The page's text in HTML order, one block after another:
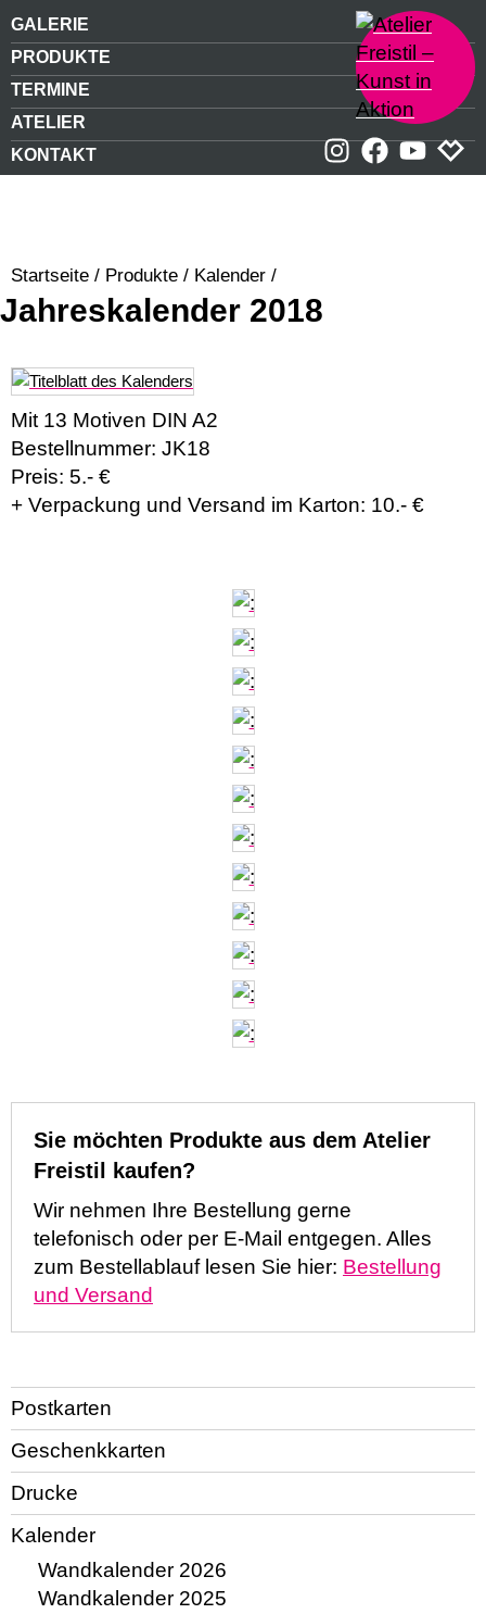
GALERIE
PRODUKTE
TERMINE
ATELIER
KONTAKT
Startseite / Produkte / Kalender /
Jahreskalender 2018
Mit 13 Motiven DIN A2
Bestellnummer: JK18
Preis: 5.- €
+ Verpackung und Versand im Karton: 10.- €
Sie möchten Produkte aus dem Atelier
Freistil kaufen?
Wir nehmen Ihre Bestellung gerne
telefonisch oder per E-Mail entgegen. Alles
zum Bestellablauf lesen Sie hier: Bestellung
und Versand
Postkarten
Geschenkkarten
Drucke
Kalender
Wandkalender 2026
Wandkalender 2025